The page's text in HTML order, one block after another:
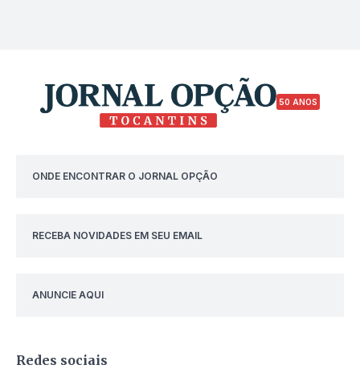
50 ANOS
ONDE ENCONTRAR O JORNAL OPÇÃO
RECEBA NOVIDADES EM SEU EMAIL
ANUNCIE AQUI
Redes sociais